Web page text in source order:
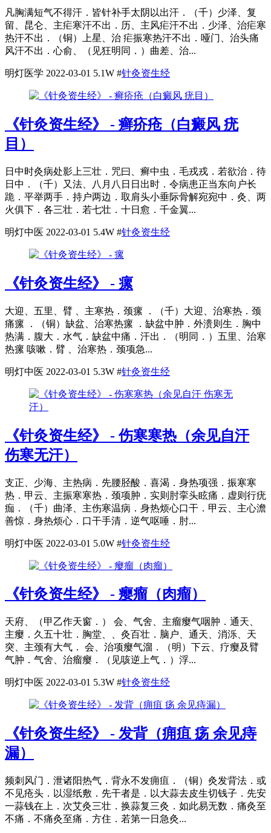
凡胸满短气不得汗．皆针补手太阴以出汗．（千）少泽、复
留、昆仑、主疟寒汗不出．历、主风疟汗不出．少泽、治疟寒
热汗不出．（铜）上星、治 疟振寒热汗不出．哑门、治头痛
风汗不出．心俞、（见狂明同．）曲差、治...
明灯医学 2022-03-01 5.1W #针灸资生经
《针灸资生经》 - 癣疥疮（白癜风 疣
目）
日中时灸病处影上三壮．咒曰、癣中虫．毛戎戎．若欲治．待
日中．（千）又法、八月八日日出时．令病患正当东向户长
跪．平举两手．持户两边．取肩头小垂际骨解宛宛中．灸、两
火俱下．各三壮．若七壮．十日愈．千金翼...
明灯中医 2022-03-01 5.4W #针灸资生经
《针灸资生经》 - 瘰
大迎、五里、臂 、主寒热．颈瘰 ．（千）大迎、治寒热．颈
痛瘰 ．（铜）缺盆、治寒热瘰 ．缺盆中肿．外溃则生．胸中
热满．腹大．水气．缺盆中痛．汗出．（明同．）五里、治寒
热瘰 咳嗽．臂 、治寒热．颈项急...
明灯中医 2022-03-01 5.3W #针灸资生经
《针灸资生经》 - 伤寒寒热（余见自汗
伤寒无汗）
支正、少海、主热病．先腰胫酸．喜渴．身热项强．振寒寒
热．甲云、主振寒寒热．颈项肿．实则肘挛头眩痛．虚则行疣
痂．（千）曲泽、主伤寒温病．身热烦心口干．甲云、主心澹
善惊．身热烦心．口干手清．逆气呕唾．肘...
明灯中医 2022-03-01 5.0W #针灸资生经
《针灸资生经》 - 瘿瘤（肉瘤）
天府、（甲乙作天窗．） 会、气舍、主瘤瘿气咽肿．通天、
主瘿．久五十壮．胸堂、、灸百壮．脑户、通天、消泺、天
突、主颈有大气． 会、治项瘿气溜．（明）下云、疗瘿及臂
气肿．气舍、治瘤瘿．（见咳逆上气．）浮...
明灯中医 2022-03-01 5.3W #针灸资生经
《针灸资生经》 - 发背（痈疽 疡 余见痔
漏）
频刺风门．泄诸阳热气．背永不发痈疽．（铜）灸发背法．或
不见疮头．以湿纸敷．先干者是．以大蒜去皮生切钱子．先安
一蒜钱在上．次艾灸三壮．换蒜复三灸．如此易无数．痛灸至
不痛．不痛灸至痛．方住．若第一日急灸...